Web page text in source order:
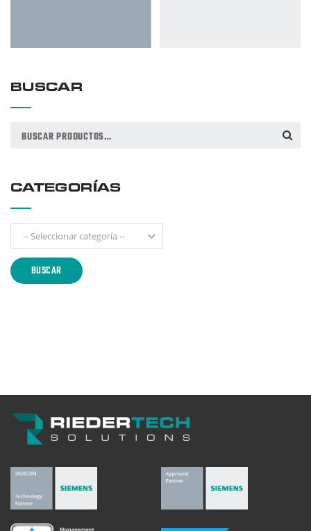
BUSCAR
Buscar
BUSCAR
CATEGORÍAS
-- Seleccionar categoría --
BUSCAR